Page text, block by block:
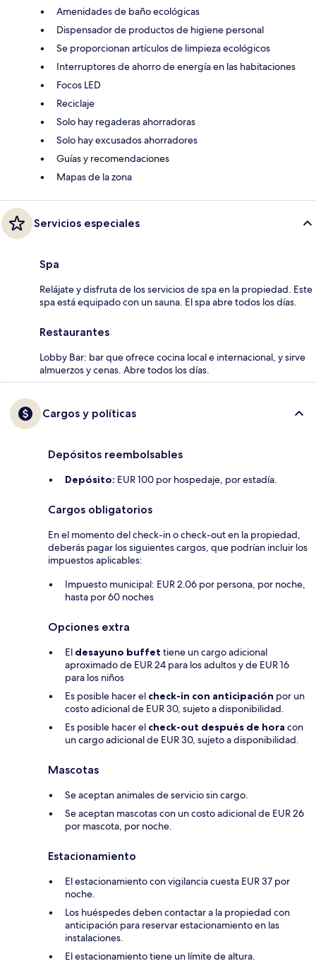
Amenidades de baño ecológicas
Dispensador de productos de higiene personal
Se proporcionan artículos de limpieza ecológicos
Interruptores de ahorro de energía en las habitaciones
Focos LED
Reciclaje
Solo hay regaderas ahorradoras
Solo hay excusados ahorradores
Guías y recomendaciones
Mapas de la zona
Servicios especiales
Spa
Relájate y disfruta de los servicios de spa en la propiedad. Este
spa está equipado con un sauna. El spa abre todos los días.
Restaurantes
Lobby Bar: bar que ofrece cocina local e internacional, y sirve
almuerzos y cenas. Abre todos los días.
Cargos y políticas
Depósitos reembolsables
Depósito: EUR 100 por hospedaje, por estadía.
Cargos obligatorios
En el momento del check-in o check-out en la propiedad,
deberás pagar los siguientes cargos, que podrían incluir los
impuestos aplicables:
Impuesto municipal: EUR 2.06 por persona, por noche,
hasta por 60 noches
Opciones extra
El desayuno buffet tiene un cargo adicional
aproximado de EUR 24 para los adultos y de EUR 16
para los niños
Es posible hacer el check-in con anticipación por un
costo adicional de EUR 30, sujeto a disponibilidad.
Es posible hacer el check-out después de hora con
un cargo adicional de EUR 30, sujeto a disponibilidad.
Mascotas
Se aceptan animales de servicio sin cargo.
Se aceptan mascotas con un costo adicional de EUR 26
por mascota, por noche.
Estacionamiento
El estacionamiento con vigilancia cuesta EUR 37 por
noche.
Los huéspedes deben contactar a la propiedad con
anticipación para reservar estacionamiento en las
instalaciones.
El estacionamiento tiene un límite de altura.